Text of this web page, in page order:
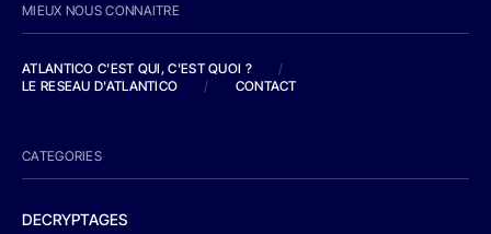
MIEUX NOUS CONNAITRE
ATLANTICO C'EST QUI, C'EST QUOI ?
/
LE RESEAU D'ATLANTICO
/ CONTACT
CATEGORIES
DECRYPTAGES